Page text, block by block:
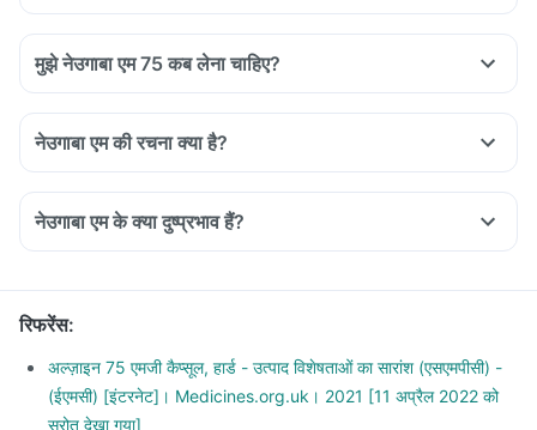
मुझे नेउगाबा एम 75 कब लेना चाहिए?
नेउगाबा एम की रचना क्या है?
नेउगाबा एम के क्या दुष्प्रभाव हैं?
रिफरेंस:
अल्ज़ाइन 75 एमजी कैप्सूल, हार्ड - उत्पाद विशेषताओं का सारांश (एसएमपीसी) -
(ईएमसी) [इंटरनेट]। Medicines.org.uk। 2021 [11 अप्रैल 2022 को
स्रोत देखा गया]